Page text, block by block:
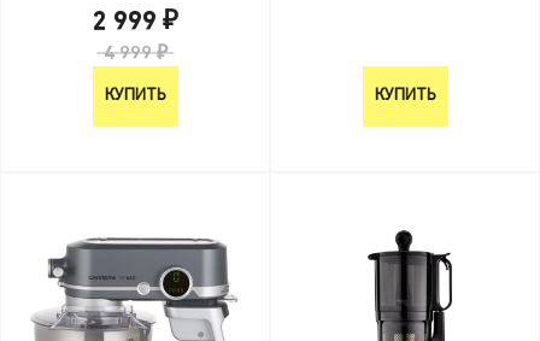
2 999 ₽
4 999 ₽
КУПИТЬ КУПИТЬ